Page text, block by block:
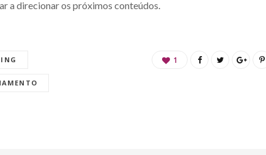
a direcionar os próximos conteúdos.
1